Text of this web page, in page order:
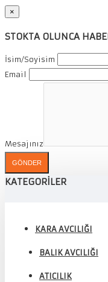
×
STOKTA OLUNCA
İsim/Soyisim
Email
Mesajınız
GÖNDER
KATEGORILER
KARA AVCILIĞI
BALIK AVCILIĞI
ATICILIK